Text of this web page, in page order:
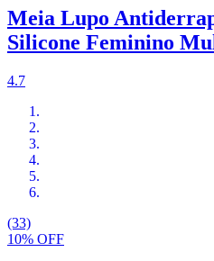
Meia Lupo
Silicone Feminino
4.7
(33)
10% OFF